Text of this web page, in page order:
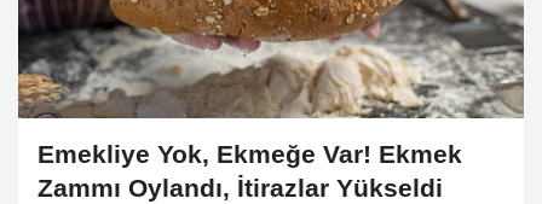
Emekliye Yok, Ekmeğe Var! Ekmek
Zammı Oylandı, İtirazlar Yükseldi